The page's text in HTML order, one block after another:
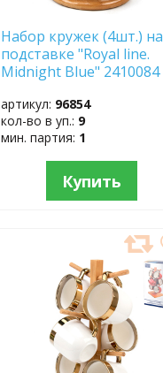
Набор кружек (4шт.) на
подставке "Royal line.
Midnight Blue" 2410084
артикул: 96854
кол-во в уп.: 9
мин. партия: 1
Купить
ИЗБРАННОЕ